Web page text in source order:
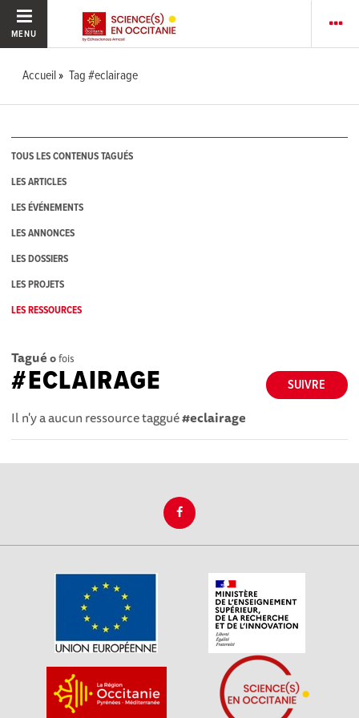
MENU
Accueil Tag #eclairage
TOUS LES CONTENUS TAGUÉS
LES ARTICLES
LES ÉVÉNEMENTS
LES ANNONCES
LES DOSSIERS
LES PROJETS
LES RESSOURCES
Tagué 0fois
SUIVRE
#ECLAIRAGE
Il n'y a aucun ressource taggué#eclairage